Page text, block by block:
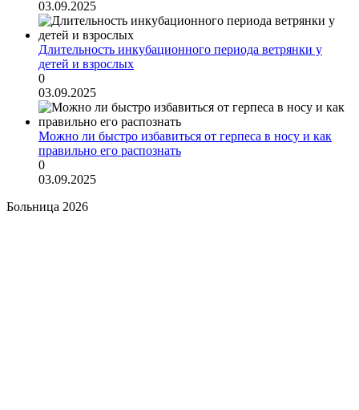
03.09.2025
Длительность инкубационного периода ветрянки у
детей и взрослых
0
03.09.2025
Можно ли быстро избавиться от герпеса в носу и как
правильно его распознать
0
03.09.2025
Больница 2026